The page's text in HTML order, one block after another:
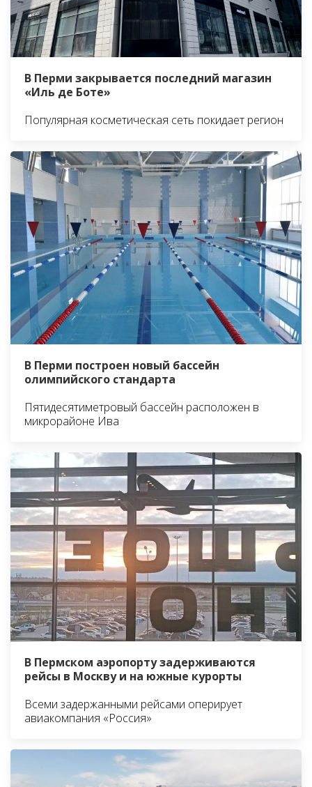
В Перми закрывается последний магазин
«Иль де Боте»
Популярная косметическая сеть покидает регион
В Перми построен новый бассейн
олимпийского стандарта
Пятидесятиметровый бассейн расположен в
микрорайоне Ива
В Пермском аэропорту задерживаются
рейсы в Москву и на южные курорты
Всеми задержанными рейсами оперирует
авиакомпания «Россия»